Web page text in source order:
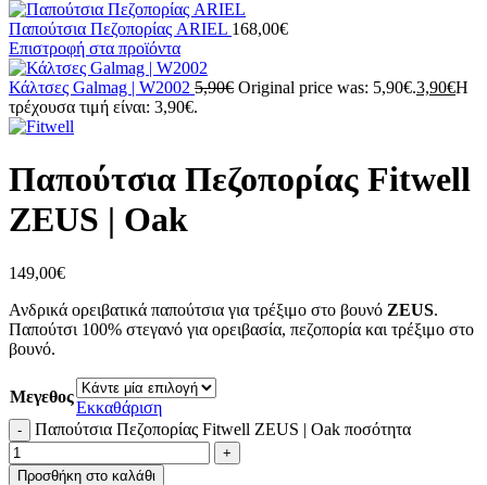
Παπούτσια Πεζοπορίας ARIEL 168,00€
Επιστροφή στα προϊόντα
Κάλτσες Galmag | W2002 5,90€ Original price was: 5,90€.3,90€Η
τρέχουσα τιμή είναι: 3,90€.
Παπούτσια Πεζοπορίας Fitwell
ZEUS | Oak
149,00€
Ανδρικά ορειβατικά παπούτσια για τρέξιμο στο βουνό ZEUS.
Παπούτσι 100% στεγανό για ορειβασία, πεζοπορία και τρέξιμο στο
βουνό.
Μεγεθος
Εκκαθάριση
Παπούτσια Πεζοπορίας Fitwell ZEUS | Oak ποσότητα
Προσθήκη στο καλάθι